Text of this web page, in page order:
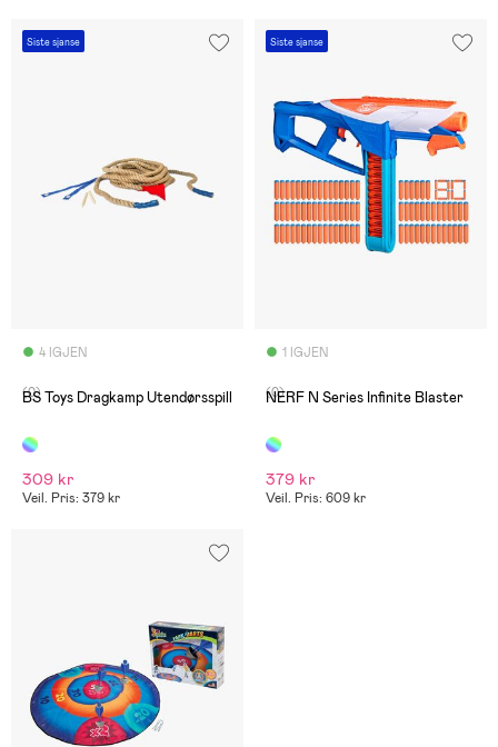
Siste sjanse
4 IGJEN
(0)
BS Toys Dragkamp Utendørsspill
309 kr
Veil. Pris: 379 kr
Siste sjanse
1 IGJEN
(0)
NERF N Series Infinite Blaster
379 kr
Veil. Pris: 609 kr